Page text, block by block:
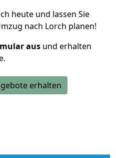
heute und lassen Sie
nach Lorch planen!
aus und erhalten
erhalten